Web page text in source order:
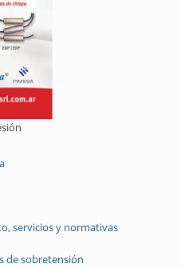
servicios y normativas
de sobretensión